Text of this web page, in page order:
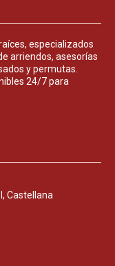
especializados
arriendos, asesorías
y permutas.
24/7 para
Castellana